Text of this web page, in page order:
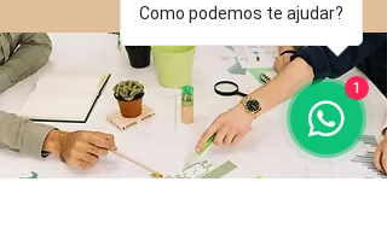
Como podemos te ajudar?
1